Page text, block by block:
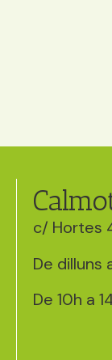
c/ Hortes
De dilluns
De 10h a